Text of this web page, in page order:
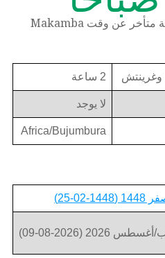
وقت الولايات المتحدة الأمريكية متأخر عن وقت Makamba
2 ساعة
لا يوجد
Africa/Bujumbura